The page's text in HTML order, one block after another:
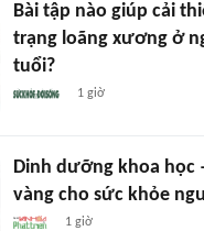
Bài tập nào giúp cải
trạng loãng xương ở
tuổi?
1 giờ
Dinh dưỡng khoa học
vàng cho sức khỏe
1 giờ